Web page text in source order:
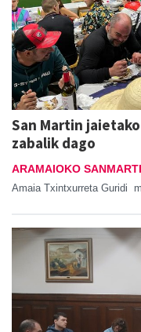
San Martin
zabalik dago
ARAMAIOKO
Amaia Txintxurreta Guridi